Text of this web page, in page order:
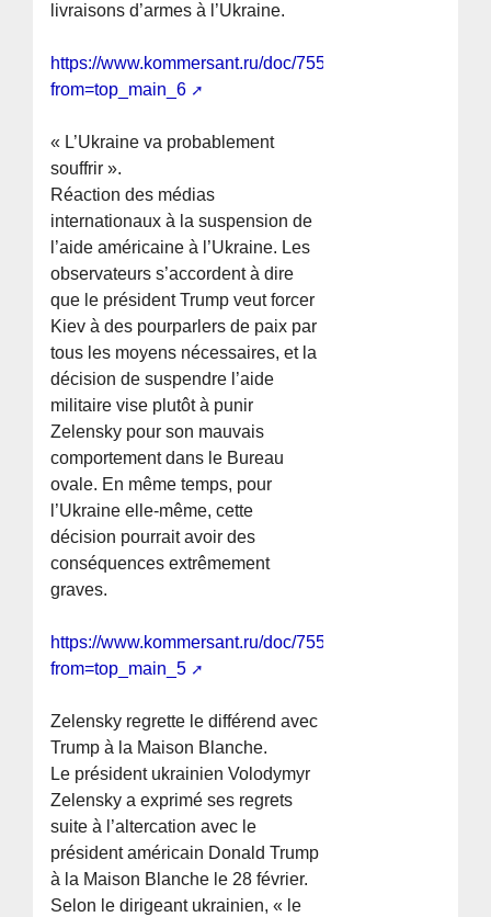
livraisons d’armes à l’Ukraine.
https://www.kommersant.ru/doc/7551552?
from=top_main_6
« L’Ukraine va probablement
souffrir ».
Réaction des médias
internationaux à la suspension de
l’aide américaine à l’Ukraine. Les
observateurs s’accordent à dire
que le président Trump veut forcer
Kiev à des pourparlers de paix par
tous les moyens nécessaires, et la
décision de suspendre l’aide
militaire vise plutôt à punir
Zelensky pour son mauvais
comportement dans le Bureau
ovale. En même temps, pour
l’Ukraine elle-même, cette
décision pourrait avoir des
conséquences extrêmement
graves.
https://www.kommersant.ru/doc/7552023?
from=top_main_5
Zelensky regrette le différend avec
Trump à la Maison Blanche.
Le président ukrainien Volodymyr
Zelensky a exprimé ses regrets
suite à l’altercation avec le
président américain Donald Trump
à la Maison Blanche le 28 février.
Selon le dirigeant ukrainien, « le